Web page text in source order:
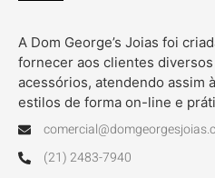
A Dom George’s Joias foi
fornecer aos clientes
acessórios, atendendo assim
estilos de forma on-line e
(21) 2483-7940